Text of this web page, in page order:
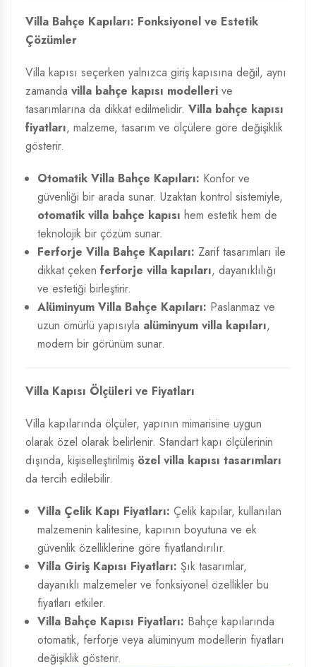
Villa Bahçe Kapıları: Fonksiyonel ve Estetik
Çözümler
Villa kapısı seçerken yalnızca giriş kapısına değil, aynı
zamanda villa bahçe kapısı modelleri ve
tasarımlarına da dikkat edilmelidir. Villa bahçe kapısı
fiyatları, malzeme, tasarım ve ölçülere göre değişiklik
gösterir.
Otomatik Villa Bahçe Kapıları: Konfor ve
güvenliği bir arada sunar. Uzaktan kontrol sistemiyle,
otomatik villa bahçe kapısı hem estetik hem de
teknolojik bir çözüm sunar.
Ferforje Villa Bahçe Kapıları: Zarif tasarımları ile
dikkat çeken ferforje villa kapıları, dayanıklılığı
ve estetiği birleştirir.
Alüminyum Villa Bahçe Kapıları: Paslanmaz ve
uzun ömürlü yapısıyla alüminyum villa kapıları,
modern bir görünüm sunar.
Villa Kapısı Ölçüleri ve Fiyatları
Villa kapılarında ölçüler, yapının mimarisine uygun
olarak özel olarak belirlenir. Standart kapı ölçülerinin
dışında, kişiselleştirilmiş özel villa kapısı tasarımları
da tercih edilebilir.
Villa Çelik Kapı Fiyatları: Çelik kapılar, kullanılan
malzemenin kalitesine, kapının boyutuna ve ek
güvenlik özelliklerine göre fiyatlandırılır.
Villa Giriş Kapısı Fiyatları: Şık tasarımlar,
dayanıklı malzemeler ve fonksiyonel özellikler bu
fiyatları etkiler.
Villa Bahçe Kapısı Fiyatları: Bahçe kapılarında
otomatik, ferforje veya alüminyum modellerin fiyatları
değişiklik gösterir.